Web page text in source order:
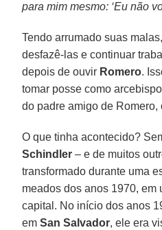
para mim mesmo: ‘Eu não
Tendo arrumado suas
desfazê-las e continuar
depois de ouvir Romero.
tomar posse como
do padre amigo de Romero,
O que tinha acontecido?
Schindler – e de muitos
transformado durante uma
meados dos anos 1970, em
capital. No início dos anos
emSan Salvador, ele era